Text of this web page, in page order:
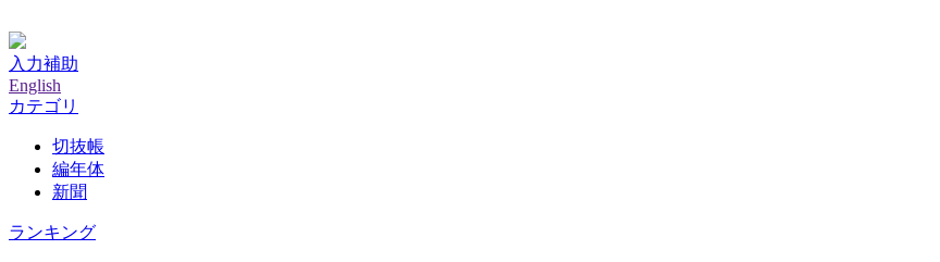
入力補助
English
カテゴリ
切抜帳
編年体
新聞
ランキング